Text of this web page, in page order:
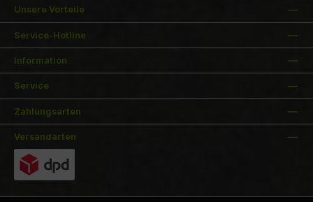
Unsere Vorteile
Service-Hotline
Information
Service
Zahlungsarten
Versandarten